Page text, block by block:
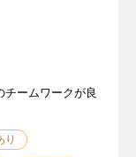
チームワークが良
り